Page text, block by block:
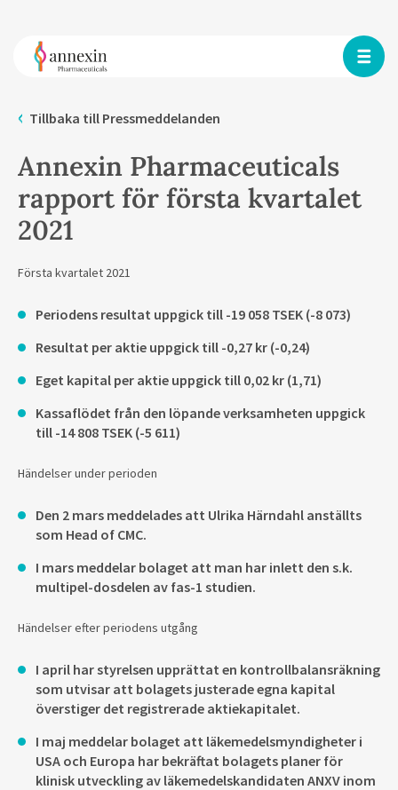
Tillbaka till Pressmeddelanden
Annexin Pharmaceuticals
rapport för första kvartalet
2021
Första kvartalet 2021
Periodens resultat uppgick till -19 058 TSEK (-8 073)
Resultat per aktie uppgick till -0,27 kr (-0,24)
Eget kapital per aktie uppgick till 0,02 kr (1,71)
Kassaflödet från den löpande verksamheten uppgick
till -14 808 TSEK (-5 611)
Händelser under perioden
Den 2 mars meddelades att Ulrika Härndahl anställts
som Head of CMC.
I mars meddelar bolaget att man har inlett den s.k.
multipel-dosdelen av fas-1 studien.
Händelser efter periodens utgång
I april har styrelsen upprättat en kontrollbalansräkning
som utvisar att bolagets justerade egna kapital
överstiger det registrerade aktiekapitalet.
I maj meddelar bolaget att läkemedelsmyndigheter i
USA och Europa har bekräftat bolagets planer för
klinisk utveckling av läkemedelskandidaten ANXV inom